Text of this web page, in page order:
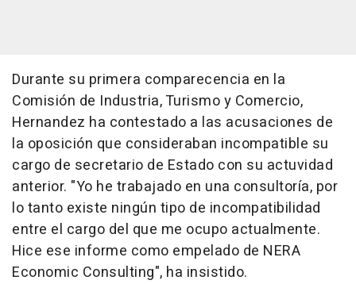
Durante su primera comparecencia en la
Comisión de Industria, Turismo y Comercio,
Hernandez ha contestado a las acusaciones de
la oposición que consideraban incompatible su
cargo de secretario de Estado con su actuvidad
anterior. "Yo he trabajado en una consultoría, por
lo tanto existe ningún tipo de incompatibilidad
entre el cargo del que me ocupo actualmente.
Hice ese informe como empelado de NERA
Economic Consulting", ha insistido.